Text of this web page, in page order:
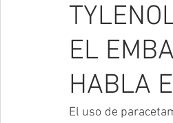
EL
HABLA
El uso de